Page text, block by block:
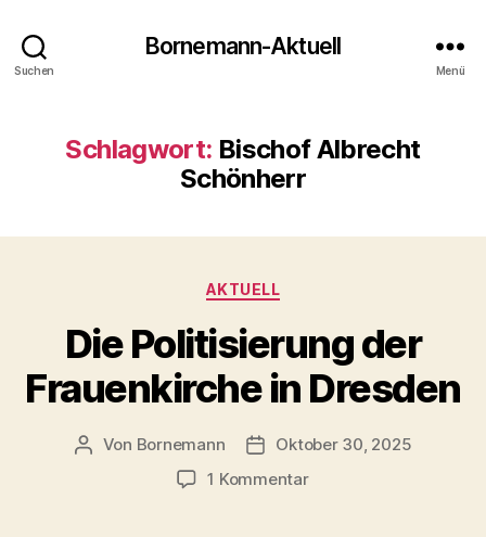
Suchen
Bornemann-Aktuell
Menü
Schlagwort: Bischof Albrecht
Schönherr
Kategorien
AKTUELL
Die Politisierung der
Frauenkirche in Dresden
Beitragsautor
Von Bornemann Veröffentlichungsdatum
Oktober 30, 2025
1 Kommentarzu